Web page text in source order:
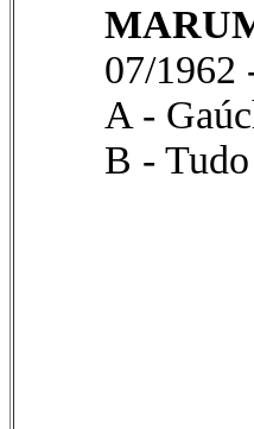
07/1962
A -
B -